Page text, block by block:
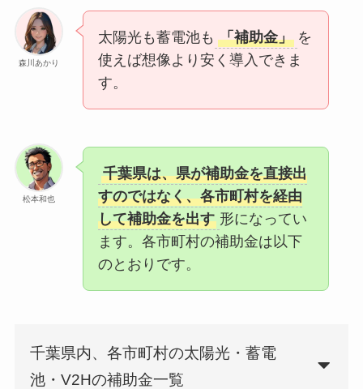
森川あかり
太陽光も蓄電池も 「補助金」 を
使えば想像より安く導入できま
す。
松本和也
千葉県は、県が補助金を直接出
すのではなく、各市町村を経由
して補助金を出す 形になってい
ます。各市町村の補助金は以下
のとおりです。
千葉県内、各市町村の太陽光・蓄電
池・V2Hの補助金一覧